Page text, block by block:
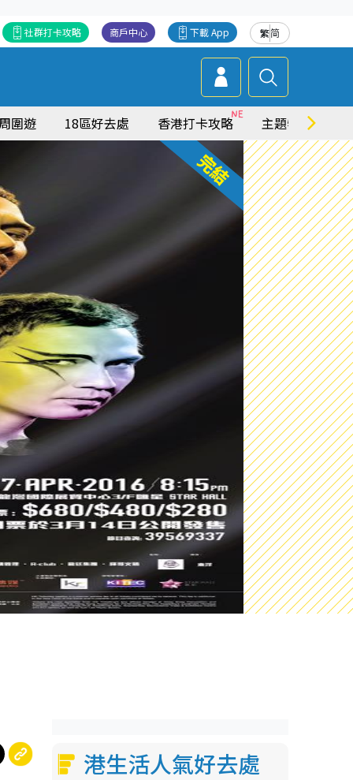
繁简
下載 App
商戶中心
社群打卡攻略
圍遊 18區好去處 香港打卡攻略 主題特集
港生活人氣好去處